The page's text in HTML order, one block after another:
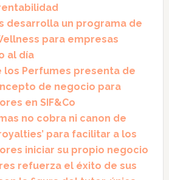
desarrolla un programa de
para empresas
al día
los Perfumes presenta de
de negocio para
en SIF&Co
no cobra ni canon de
para facilitar a los
iniciar su propio negocio
refuerza el éxito de sus